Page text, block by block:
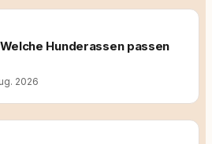
Hunderassen passen
2026